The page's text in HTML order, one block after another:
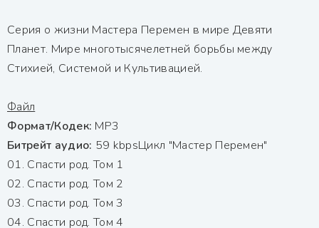
Серия о жизни Мастера Перемен в мире Девяти
Планет. Мире многотысячелетней борьбы между
Стихией, Системой и Культивацией.
Файл
Формат/Кодек: МР3
Битрейт аудио: 59 kbpsЦикл "Мастер Перемен"
01. Спасти род. Том 1
02. Спасти род. Том 2
03. Спасти род. Том 3
04. Спасти род. Том 4